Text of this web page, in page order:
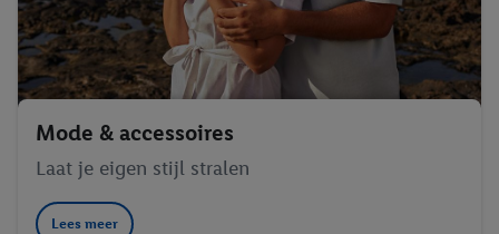
Mode & accessoires
Laat je eigen stijl stralen
Lees meer